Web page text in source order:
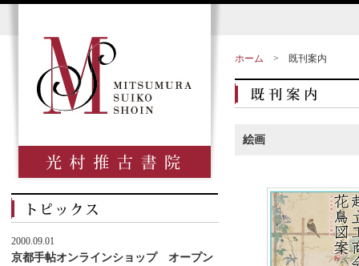
ホーム > 既刊案内
絵画
2000.09.01
京都手帖オンラインショップ オープン